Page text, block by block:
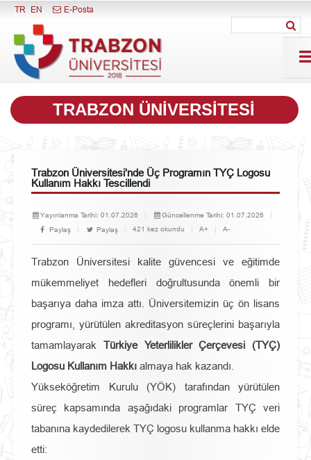
Menüyü Kapat
TR EN E-Posta
TRABZON ÜNİVERSİTESİ
Trabzon Üniversitesi'nde Üç Programın TYÇ Logosu
Kullanım Hakkı Tescillendi
Yayınlanma Tarihi: 01.07.2026 Güncellenme Tarihi: 01.07.2026
Paylaş
Paylaş 421 kez okundu A+ A-
Trabzon Üniversitesi kalite güvencesi ve eğitimde
mükemmeliyet hedefleri doğrultusunda önemli bir
başarıya daha imza attı. Üniversitemizin üç ön lisans
programı, yürütülen akreditasyon süreçlerini başarıyla
tamamlayarak Türkiye Yeterlilikler Çerçevesi (TYÇ)
Logosu Kullanım Hakkı almaya hak kazandı.
Yükseköğretim Kurulu (YÖK) tarafından yürütülen
süreç kapsamında aşağıdaki programlar TYÇ veri
tabanına kaydedilerek TYÇ logosu kullanma hakkı elde
etti: